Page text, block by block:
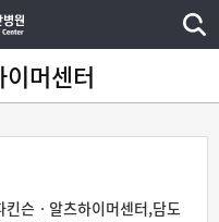
머센터
슨ㆍ알츠하이머센터,담도